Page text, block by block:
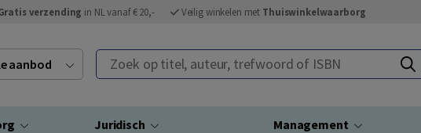
verzending in NL vanaf € 20,- Veilig winkelen met Thuiswinkelwaarborg
aanbod Zoek op titel, auteur, trefwoord of ISBN
Juridisch Management